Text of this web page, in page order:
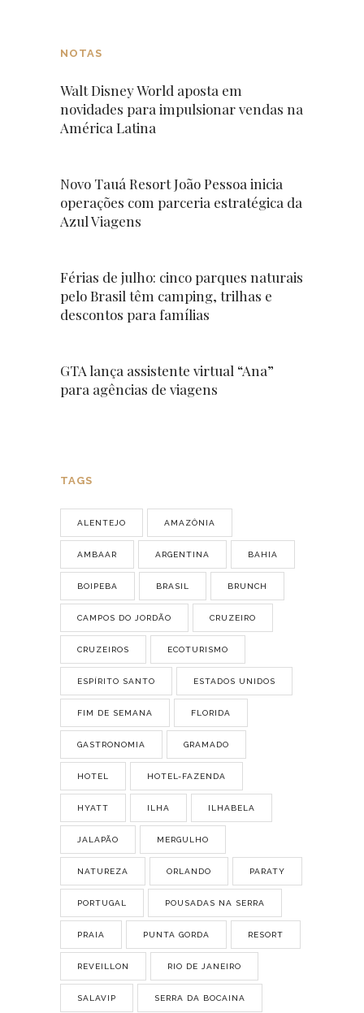
NOTAS
Walt Disney World aposta em
novidades para impulsionar vendas na
América Latina
Novo Tauá Resort João Pessoa inicia
operações com parceria estratégica da
Azul Viagens
Férias de julho: cinco parques naturais
pelo Brasil têm camping, trilhas e
descontos para famílias
GTA lança assistente virtual “Ana”
para agências de viagens
TAGS
ALENTEJO AMAZÔNIA
AMBAAR ARGENTINA BAHIA
BOIPEBA BRASIL BRUNCH
CAMPOS DO JORDÃO CRUZEIRO
CRUZEIROS ECOTURISMO
ESPÍRITO SANTO ESTADOS UNIDOS
FIM DE SEMANA FLORIDA
GASTRONOMIA GRAMADO
HOTEL HOTEL-FAZENDA
HYATT ILHA ILHABELA
JALAPÃO MERGULHO
NATUREZA ORLANDO PARATY
PORTUGAL POUSADAS NA SERRA
PRAIA PUNTA GORDA RESORT
REVEILLON RIO DE JANEIRO
SALAVIP SERRA DA BOCAINA